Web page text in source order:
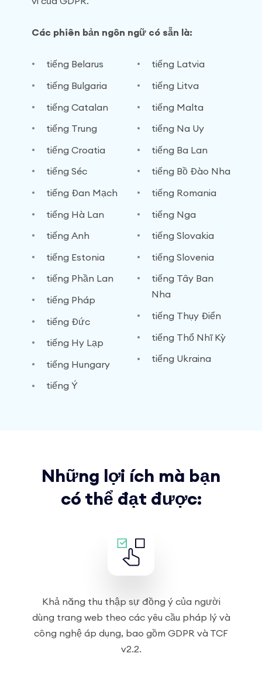
Các phiên bản ngôn ngữ có sẵn là:
tiếng Belarus
tiếng Bulgaria
tiếng Catalan
tiếng Trung
tiếng Croatia
tiếng Séc
tiếng Đan Mạch
tiếng Hà Lan
tiếng Anh
tiếng Estonia
tiếng Phần Lan
tiếng Pháp
tiếng Đức
tiếng Hy Lạp
tiếng Hungary
tiếng Ý
tiếng Latvia
tiếng Litva
tiếng Malta
tiếng Na Uy
tiếng Ba Lan
tiếng Bồ Đào Nha
tiếng Romania
tiếng Nga
tiếng Slovakia
tiếng Slovenia
tiếng Tây Ban
Nha
tiếng Thụy Điển
tiếng Thổ Nhĩ Kỳ
tiếng Ukraina
Những lợi ích mà bạn
có thể đạt được:
Khả năng thu thập sự đồng ý của người
dùng trang web theo các yêu cầu pháp lý và
công nghệ áp dụng, bao gồm GDPR và TCF
v2.2.